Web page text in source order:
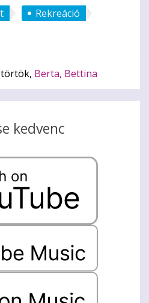
Rekreáció
Berta, Bettina
kedvenc